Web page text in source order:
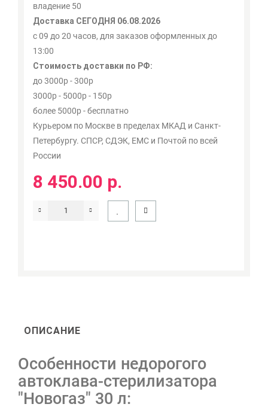
владение 50
Доставка СЕГОДНЯ 06.08.2026
с 09 до 20 часов, для заказов оформленных до
13:00
Стоимость доставки по РФ:
до 3000р - 300р
3000р - 5000р - 150р
более 5000р - бесплатно
Курьером по Москве в пределах МКАД и Санкт-
Петербургу. СПСР, СДЭК, ЕМС и Почтой по всей
России
8 450.00 р.
ОПИСАНИЕ
Особенности недорогого
автоклава-стерилизатора
"Новогаз" 30 л: